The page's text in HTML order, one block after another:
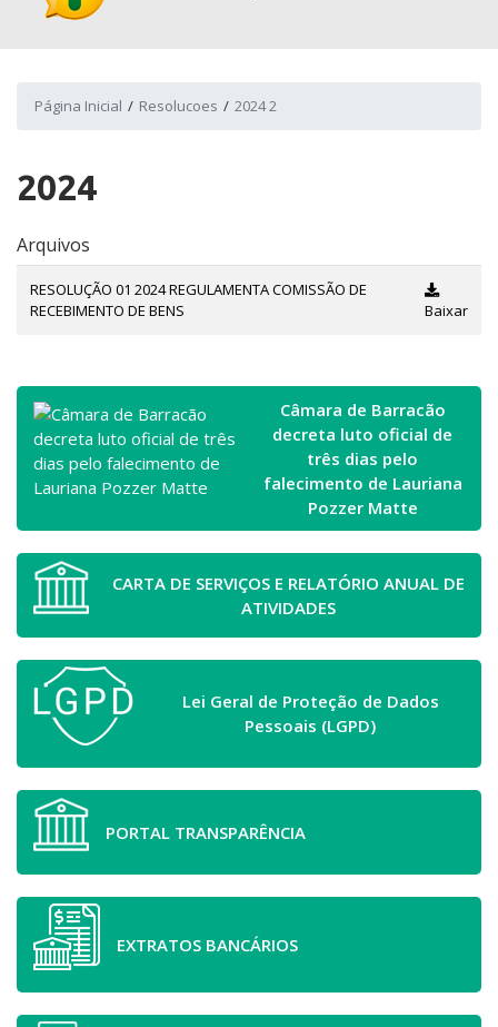
Página Inicial Resolucoes 2024 2
2024
Arquivos
RESOLUÇÃO 01 2024 REGULAMENTA COMISSÃO DE
RECEBIMENTO DE BENS
Baixar
Câmara de Barracão
decreta luto oficial de
três dias pelo
falecimento de Lauriana
Pozzer Matte
CARTA DE SERVIÇOS E RELATÓRIO ANUAL DE
ATIVIDADES
Lei Geral de Proteção de Dados
Pessoais (LGPD)
PORTAL TRANSPARÊNCIA
EXTRATOS BANCÁRIOS